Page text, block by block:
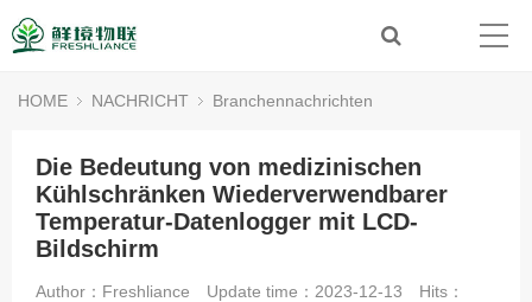
HOME NACHRICHT Branchennachrichten
Die Bedeutung von medizinischen
Kühlschränken Wiederverwendbarer
Temperatur-Datenlogger mit LCD-
Bildschirm
Author：Freshliance Update time：2023-12-13
Hits：